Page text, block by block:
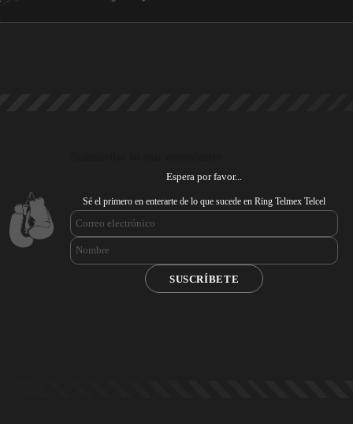
Espera por favor...
Sé el primero en enterarte de lo que sucede en Ring Telmex Telcel